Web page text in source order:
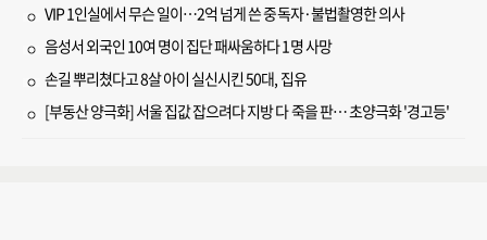
VIP 1인실에서 무슨 일이…2억 넘게 쓴 중독자·불법촬영한 의사
음성서 외국인 10여 명이 집단 패싸움하다 1명 사망
손길 뿌리쳤다고 8살 아이 실신시킨 50대, 집유
[부동산 양극화] 서울 집값 잡으려다 지방 다 죽을 판… 초양극화 '경고등'